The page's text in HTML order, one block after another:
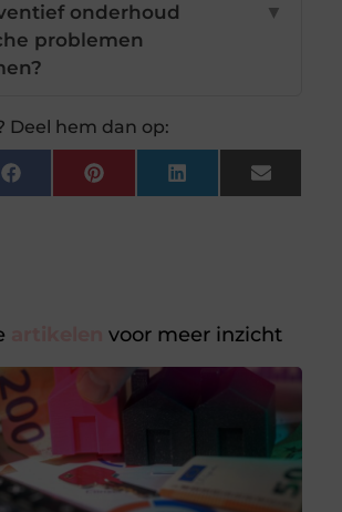
onderhoud
problemen
▼
Deel hem dan op:
FacebookPinterestLinkedInEmail
voor meer inzicht